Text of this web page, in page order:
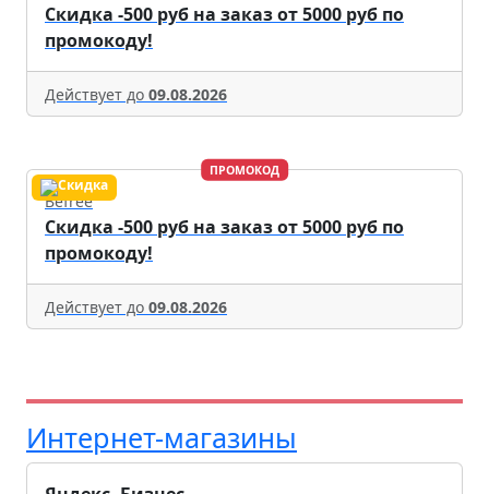
Скидка -500 руб на заказ от 5000 руб по
промокоду!
Действует до 09.08.2026
ПРОМОКОД
Befree
Скидка -500 руб на заказ от 5000 руб по
промокоду!
Действует до 09.08.2026
Интернет-магазины